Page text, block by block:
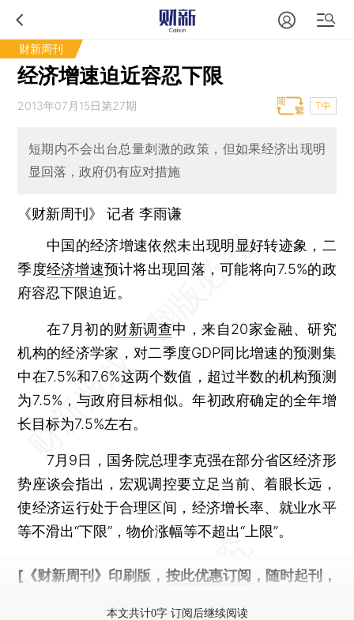
财新周刊
经济增速迫近容忍下限
2013年07月15日第27期 T中
短期内不会出台总量刺激的政策，但如果经济出现明
显回落，政府仍有应对措施
《财新周刊》 记者李雨谦
中国的经济增速依然未出现明显好转迹象，二
季度经济增速预计将出现回落，可能将向7.5%的政
府容忍下限迫近。
在7月初的财新调查中，来自20家金融、研究
机构的经济学家，对二季度GDP同比增速的预测集
中在7.5%和7.6%这两个数值，超过半数的机构预测
为7.5%，与政府目标相似。年初政府确定的全年增
长目标为7.5%左右。
7月9日，国务院总理李克强在部分省区经济形
势座谈会指出，宏观调控要立足当前、着眼长远，
使经济运行处于合理区间，经济增长率、就业水平
等不滑出“下限”，物价涨幅等不超出“上限”。
[《财新周刊》印刷版， 按此优惠订阅 ，随时起刊，
本文共计0字 订阅后继续阅读